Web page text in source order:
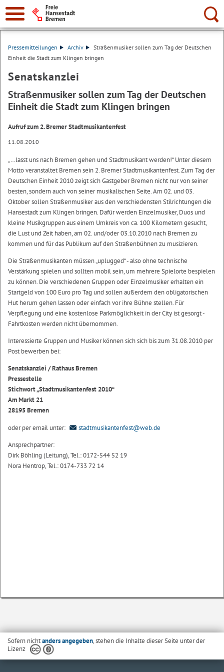
Suche:
Pressemitteilungen Archiv
Straßenmusiker sollen zum Tag der Deutschen
Einheit die Stadt zum Klingen bringen
Senatskanzlei
Straßenmusiker sollen zum Tag der Deutschen
Einheit die Stadt zum Klingen bringen
Aufruf zum 2. Bremer Stadtmusikantenfest
11.08.2010
„…lasst uns nach Bremen gehen und Stadtmusikant werden!“ Unter diesem
Motto veranstaltet Bremen sein 2. Bremer Stadtmusikantenfest. Zum Tag der
Deutschen Einheit 2010 zeigt sich Gastgeber Bremen nicht nur von seiner
besten, sondern auch von seiner musikalischen Seite. Am 02. und 03.
Oktober sollen Straßenmusiker aus den verschiedensten Stilrichtungen die
Hansestadt zum Klingen bringen. Dafür werden Einzelmusiker, Duos und
kleine Musikgruppen aus einem Umkreis von ca. 100 Kilometern gesucht,
die Lust und Zeit haben, am 02. und/oder 03.10.2010 nach Bremen zu
kommen und für das Publikum auf den Straßenbühnen zu musizieren.
Die Straßenmusikanten müssen „uplugged“ - also ohne technische
Verstärkung spielen und sollten mobil sein, um mehrere Spielorte bespielen
zu können. Die verschiedenen Gruppen oder Einzelmusiker erhalten ein
Startgeld von 100 Euro pro Tag und sollen außerdem den obligatorischen
Hut herum gehen lassen oder einfach vor ihre Bühne stellen. Für
Verpflegung und eine kostenlose Parkmöglichkeit in der City ist gesorgt -
Fahrtkosten werden nicht übernommen.
Interessierte Gruppen und Musiker können sich sich bis zum 31.08.2010 per
Post bewerben bei:
Senatskanzlei / Rathaus Bremen
Pressestelle
Stichwort „Stadtmusikantenfest 2010“
Am Markt 21
28195 Bremen
oder per email unter:
stadtmusikantenfest@web.de
Ansprechpartner:
Dirk Böhling (Leitung), Tel.: 0172-544 52 19
Nora Hentrop, Tel.: 0174-733 72 14
Sofern nichtanders angegeben, stehen die Inhalte dieser Seite unter der
Lizenz